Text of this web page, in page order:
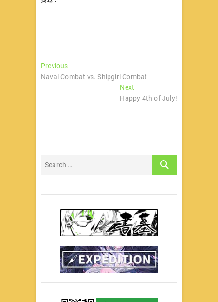
文
章
PreviousPrevious
post:
Naval Combat vs. Shipgirl Combat
Next
post:
Happy 4th of July!